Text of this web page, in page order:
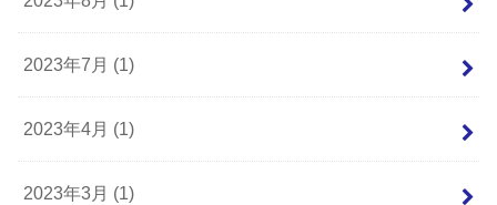
2023年7月 (1)
2023年4月 (1)
2023年3月 (1)